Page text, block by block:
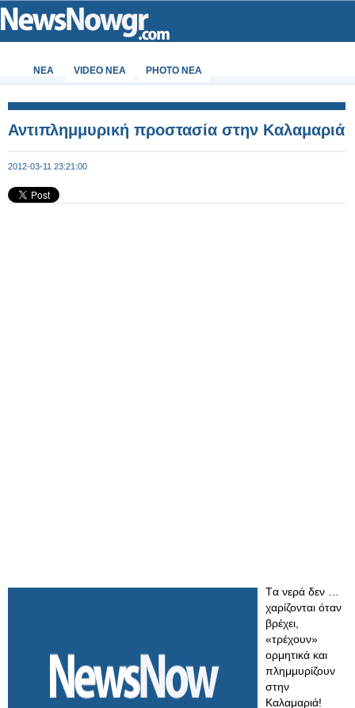
ΝΕΑ VIDEO NEA PHOTO NEA
Αντιπλημμυρική προστασία στην Καλαμαριά
2012-03-11 23:21:00
Tα νερά δεν …
χαρίζονται όταν
βρέχει,
«τρέχουν»
ορμητικά και
πλημμυρίζουν
στην
Καλαμαριά!